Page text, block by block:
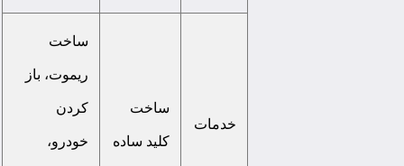
خدمات
ساخت
کلید ساده
ساخت
ریموت، باز
کردن
خودرو،